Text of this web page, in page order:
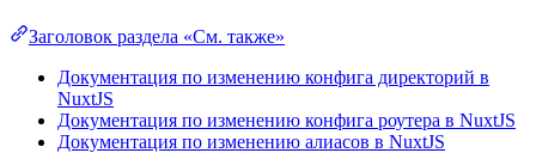
Заголовок раздела «См. также»
Документация по изменению конфига директорий в
NuxtJS
Документация по изменению конфига роутера в NuxtJS
Документация по изменению алиасов в NuxtJS